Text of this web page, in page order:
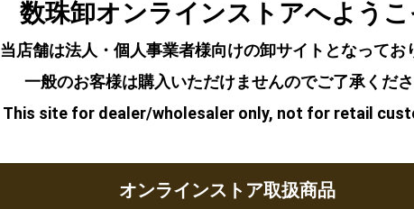
数珠卸オンラインストアへようこ
当店舗は法人・個人事業者様向けの卸サイトとなってお
一般のお客様は購入いただけませんのでご了承くだ
This site for dealer/wholesaler only, not for retail
オンラインストア取扱商品